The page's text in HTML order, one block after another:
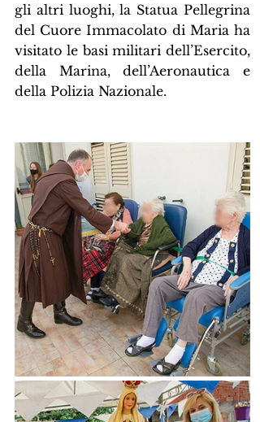
gli altri luoghi, la Statua Pellegrina
del Cuore Immacolato di Maria ha
visitato le basi militari dell’Esercito,
della Marina, dell’Aeronautica e
della Polizia Nazionale.